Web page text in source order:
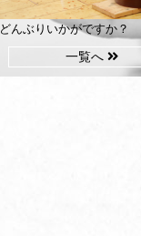
どんぶりいかがですか？
一覧へ